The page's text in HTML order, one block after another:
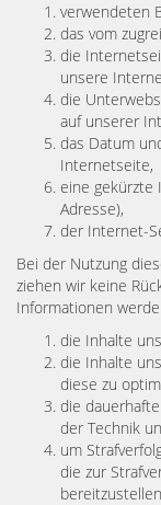
verwendeten
das vom
die
unsere
die
auf unserer
das Datum
Internetseite,
eine gekürzte
Adresse),
der Internet-
Bei der Nutzung
ziehen wir keine
Informationen
die Inhalte
die Inhalte
diese zu
die
der Technik
um
die zur